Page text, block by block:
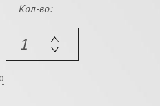
Кол-во: